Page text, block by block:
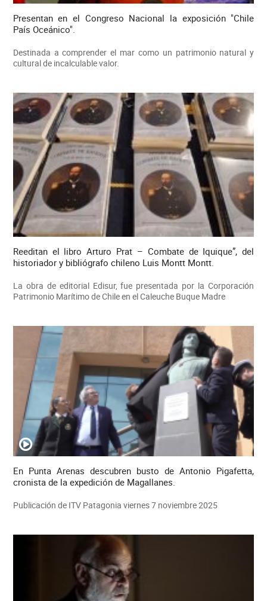
Presentan en el Congreso Nacional la exposición "Chile
País Oceánico".
Destinada a comprender el mar como un patrimonio natural y
cultural de incalculable valor.
Reeditan el libro Arturo Prat – Combate de Iquique”, del
historiador y bibliógrafo chileno Luis Montt Montt.
La obra de editorial Edisur, fue presentada por la Corporación
Patrimonio Marítimo de Chile en el Caleuche Buque Madre
En Punta Arenas descubren busto de Antonio Pigafetta,
cronista de la expedición de Magallanes.
Publicación de ITV Patagonia viernes 7 noviembre 2025